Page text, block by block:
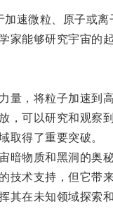
微粒、原子或离
能够研究宇宙的起
，将粒子加速到高
可以研究和观察到
得了重要突破。
物质和黑洞的奥秘
术支持，但它带来
在未知领域探索